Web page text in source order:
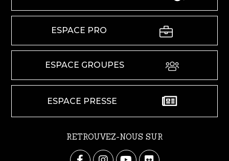
ESPACE PRO
ESPACE GROUPES
ESPACE PRESSE
RETROUVEZ-NOUS SUR